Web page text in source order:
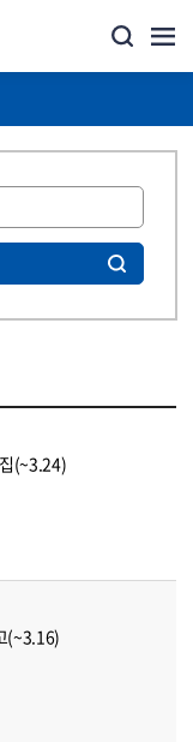
(~3.24)
(~3.16)